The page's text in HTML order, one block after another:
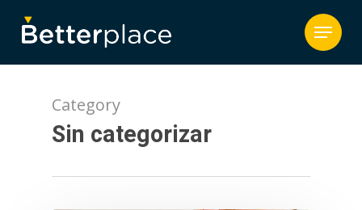
Category
Sin categorizar